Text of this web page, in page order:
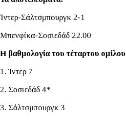
Ίντερ-Σάλτσμπουργκ 2-1
Μπενφίκα-Σοσιεδάδ 22.00
Η βαθμολογία του τέταρτου ομίλου
1. Ίντερ 7
2. Σοσιεδάδ 4*
3. Σάλτσμπουργκ 3